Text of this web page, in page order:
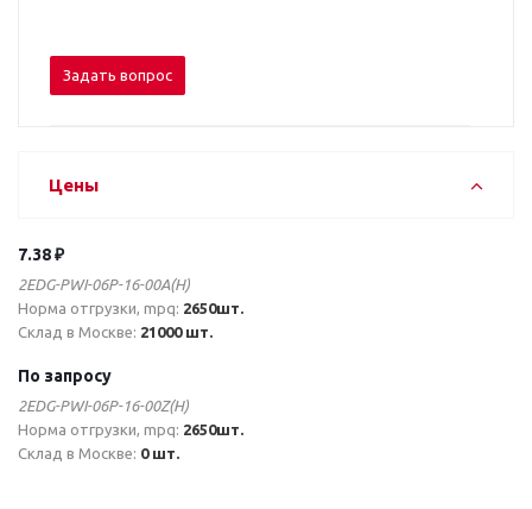
Задать вопрос
Цены
7.38 ₽
2EDG-PWI-06P-16-00A(H)
Норма отгрузки, mpq: 2650шт.
Склад в Москве: 21000 шт.
По запросу
2EDG-PWI-06P-16-00Z(H)
Норма отгрузки, mpq: 2650шт.
Склад в Москве: 0 шт.